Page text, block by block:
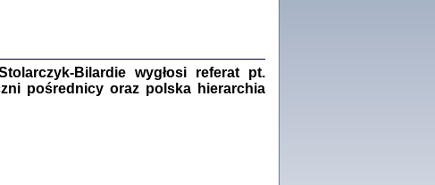
Bilardie wygłosi referat pt.
pośrednicy oraz polska hierarchia